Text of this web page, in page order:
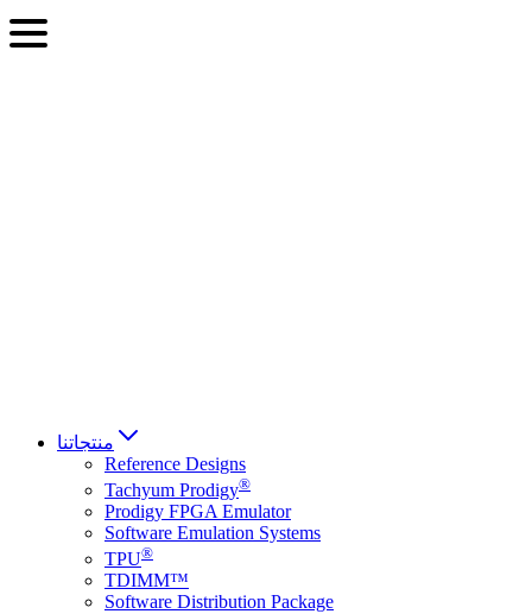
منتجاتنا
Reference Designs
Tachyum Prodigy®
Prodigy FPGA Emulator
Software Emulation Systems
TPU®
TDIMM™
Software Distribution Package